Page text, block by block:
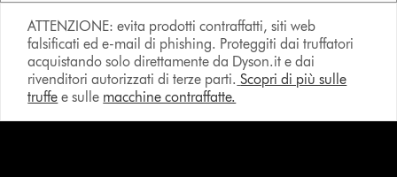
ATTENZIONE: evita prodotti contraffatti, siti web
falsificati ed e-mail di phishing. Proteggiti dai truffatori
acquistando solo direttamente da Dyson.it e dai
rivenditori autorizzati di terze parti. Scopri di più sulle
truffe e sulle macchine contraffatte.